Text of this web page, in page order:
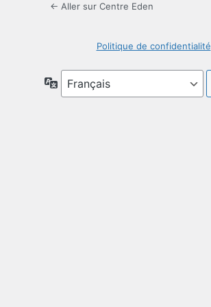
← Aller sur Centre Eden
Politique de confidentialité
Langue